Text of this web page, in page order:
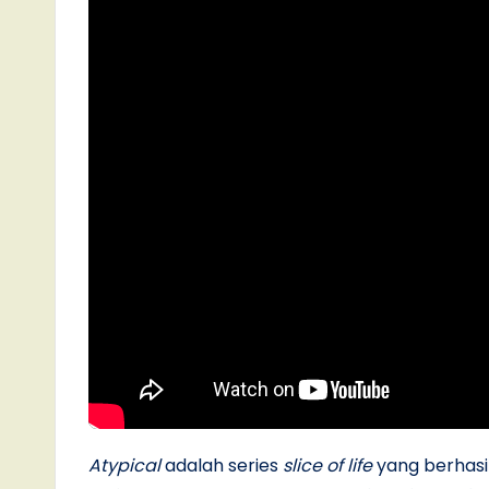
Atypicaladalah series slice of lifeyang